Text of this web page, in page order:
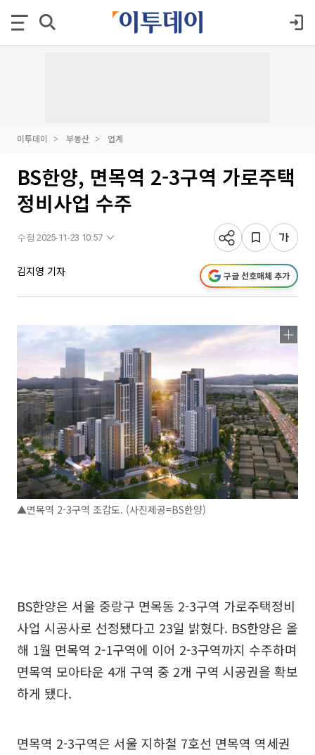
이투데이 부동산 업계
BS한양, 면목역 2-3구역 가로주택
정비사업 수주
수정 2025-11-23 10:57
김지영 기자 구글 선호매체 추가
▲면목역 2-3구역 조감도. (사진제공=BS한양)
BS한양은 서울 중랑구 면목동 2-3구역 가로주택정비
사업 시공사로 선정됐다고 23일 밝혔다. BS한양은 올
해 1월 면목역 2-1구역에 이어 2-3구역까지 수주하며
면목역 모아타운 4개 구역 중 2개 구역 시공권을 확보
하게 됐다.
면목역 2-3구역은 서울 지하철 7호선 면목역 역세권